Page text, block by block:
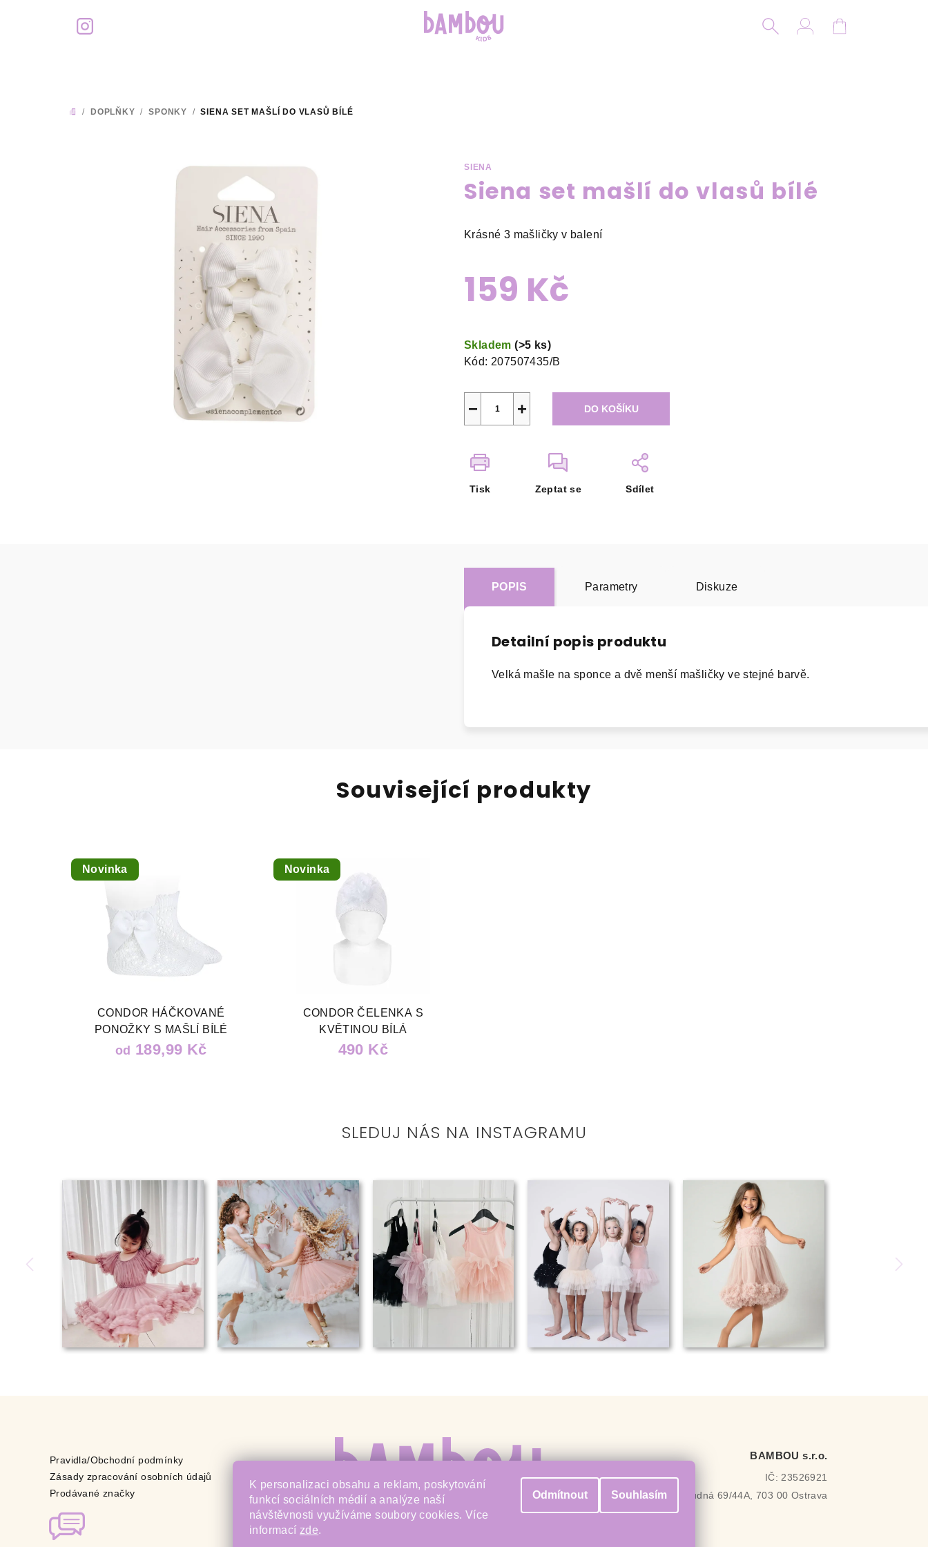
K personalizaci obsahu a reklam, poskytování
funkcí sociálních médií a analýze naší
návštěvnosti využíváme soubory cookies. Více
informací zde.
Odmítnout Souhlasím
DOMŮ
/ DOPLŇKY / SPONKY / SIENA SET MAŠLÍ DO VLASŮ BÍLÉ
SIENA
Siena set mašlí do vlasů bílé
Krásné 3 mašličky v balení
159 Kč
cena:
Skladem(>5 ks)
Kód: 207507435/B
+
− DO KOŠÍKU
Tisk Zeptat se Sdílet
POPIS Parametry Diskuze
Detailní popis produktu
Velká mašle na sponce a dvě menší mašličky ve stejné barvě.
Související produkty
Novinka
CONDOR HÁČKOVANÉ
PONOŽKY S MAŠLÍ BÍLÉ
od 189,99 Kč
Novinka
CONDOR ČELENKA S
KVĚTINOU BÍLÁ
490 Kč
SLEDUJ NÁS NA INSTAGRAMU
Pravidla/Obchodní podmínky
Zásady zpracování osobních údajů
Prodávané značky
BAMBOU s.r.o.
IČ: 23526921
Rudná 69/44A, 703 00 Ostrava